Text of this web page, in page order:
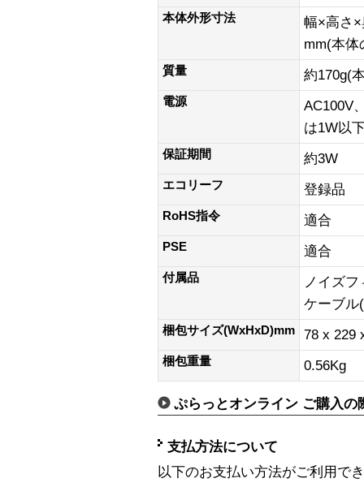
本体外形寸法
幅×高さ
mm(本体
質量 約170g(
電源
AC100V
は1W以
保証期間 約3W
エコリーフ 登録品
RoHS指令 適合
PSE 適合
付属品
ノイズ
ケーブル
梱包サイズ(WxHxD)mm 78 x 229
梱包重量 0.56Kg
ぷらっとオンライン ご購入の
支払方法について
以下のお支払い方法がご利用で